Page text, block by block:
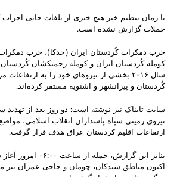
تا زمان تنظیم خبر هیچ خبری از تلفات جانی احزاب
حملات گزارش نشده است.
حزب دمکرات کُردستان ایران (حدکا)، حزب
کومله کُردستان ایران و کومله زحمتکشان کُردستان
سال ۲۰۱۶ بخشی از نیروهای خود را به
کُردستان و پیرانشهر و اشنویه مستقر کرده‌اند.
سایت تابناک نیز نوشته است: دو روز بعد از تهدید
نیروی زمینی سپاه پاسداران انقلاب اسلامی،
ارتفاعات اقلیم کردستان عراق هدف قرار گرفت.
بنابر این گزارش، حمله
اکنون مناطق سیدکان، چومان و حاجی عمران نیز